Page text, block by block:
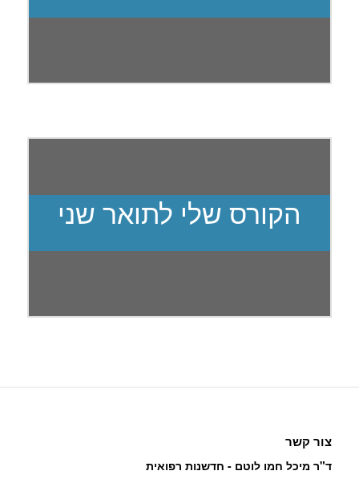
הקורס שלי לתואר שני
צור קשר
ד"ר מיכל חמו לוטם - חדשנות רפואית